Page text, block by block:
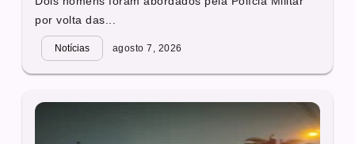
por volta das...
Notícias agosto 7, 2026